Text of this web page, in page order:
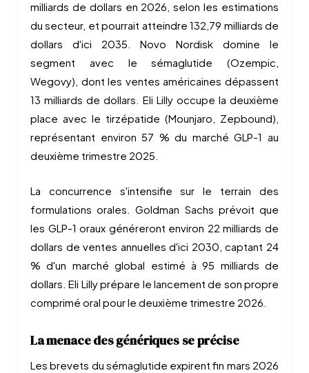
milliards de dollars en 2026, selon les estimations
du secteur, et pourrait atteindre 132,79 milliards de
dollars d'ici 2035. Novo Nordisk domine le
segment avec le sémaglutide (Ozempic,
Wegovy), dont les ventes américaines dépassent
13 milliards de dollars. Eli Lilly occupe la deuxième
place avec le tirzépatide (Mounjaro, Zepbound),
représentant environ 57 % du marché GLP-1 au
deuxième trimestre 2025.
La concurrence s'intensifie sur le terrain des
formulations orales. Goldman Sachs prévoit que
les GLP-1 oraux généreront environ 22 milliards de
dollars de ventes annuelles d'ici 2030, captant 24
% d'un marché global estimé à 95 milliards de
dollars. Eli Lilly prépare le lancement de son propre
comprimé oral pour le deuxième trimestre 2026.
La menace des génériques se précise
Les brevets du sémaglutide expirent fin mars 2026